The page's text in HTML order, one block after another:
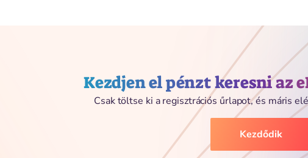
Kezdjen el pénzt keresni az
Csak töltse ki a regisztrációs űrlapot, és máris
Kezdődik